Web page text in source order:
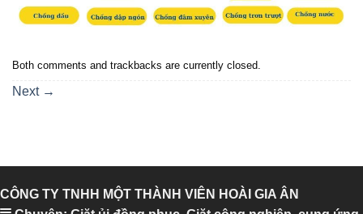
Both comments and trackbacks are currently closed.
Next →
CÔNG TY TNHH MỘT THÀNH VIÊN HOÀI GIA ÂN